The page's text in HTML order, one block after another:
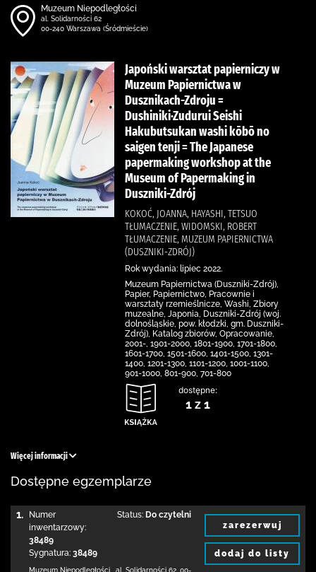
Muzeum Niepodległości
al. Solidarności 62
00-240 Warszawa (Śródmieście)
Japoński warsztat papierniczy w
Muzeum Papiernictwa w
Dusznikach-Zdroju =
Dushiniki·Zudurui Seishi
Hakubutsukan washi kōbō no
saigen tenji = The Japanese
papermaking workshop at the
Museum of Papermaking in
Duszniki-Zdrój
KOKOĆ, JOANNA, HAYASHI, TETSUO
TŁUMACZENIE, WIDOMSKI, ROBERT
TŁUMACZENIE, MUZEUM PAPIERNICTWA
(DUSZNIKI-ZDRÓJ)
Rok wydania: lipiec 2022.
Muzeum Papiernictwa (Duszniki-Zdrój),
Papier, Papiernictwo, Pracownie i
warsztaty rzemieślnicze, Washi, Zbiory
muzealne, Japonia, Duszniki-Zdrój (woj.
dolnośląskie, pow. kłodzki, gm. Duszniki-
Zdrój), Katalog zbiorów, Opracowanie,
2001-, 1901-2000, 1801-1900, 1701-1800,
1601-1700, 1501-1600, 1401-1500, 1301-
1400, 1201-1300, 1101-1200, 1001-1100,
901-1000, 801-900, 701-800
dostępne:
1 z 1
Więcej informacji
Dostępne egzemplarze
1.
Numer
inwentarzowy:
38489
Sygnatura: 38489
Status: Do czytelni
Muzeum Niepodległości al. Solidarności 62 00-
zarezerwuj
dodaj do listy